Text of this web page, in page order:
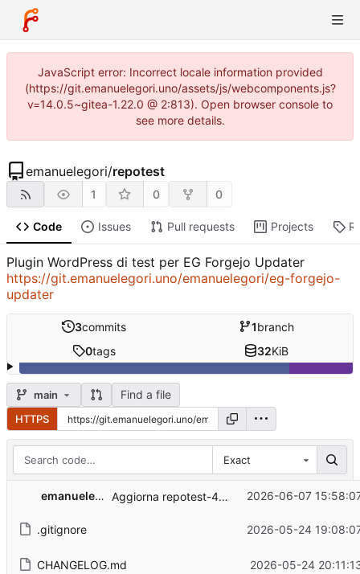
JavaScript error: Incorrect locale information provided
(https://git.emanuelegori.uno/assets/js/webcomponents.js?
v=14.0.5~gitea-1.22.0 @ 2:813). Open browser console to
see more details.
emanuelegori/repotest
1 0 0
Code Issues Pull requests Projects
Plugin WordPress di test per EG Forgejo Updater
https://git.emanuelegori.uno/emanuelegori/eg-forgejo-
updater
3commits 1branch
0tags 32KiB
main Find a file
HTTPS
Exact
emanuelegori Aggiorna repotest-404test.php 2026-06-07
.gitignore 2026-05-24
CHANGELOG.md 2026-05-24